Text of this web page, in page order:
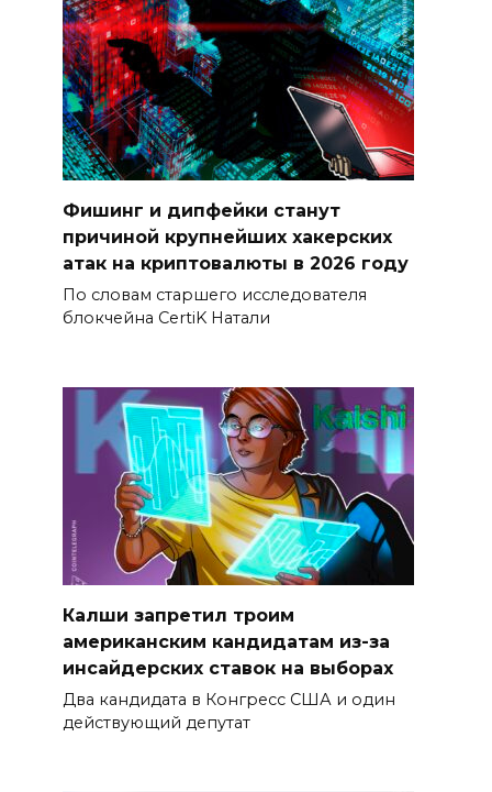
Фишинг и дипфейки станут
причиной крупнейших хакерских
атак на криптовалюты в 2026 году
По словам старшего исследователя
блокчейна CertiK Натали
Калши запретил троим
американским кандидатам из-за
инсайдерских ставок на выборах
Два кандидата в Конгресс США и один
действующий депутат